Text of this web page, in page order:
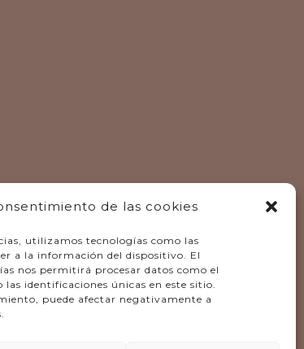
de las cookies
utilizamos tecnologías como las
a la información del dispositivo. El
nos permitirá procesar datos como el
identificaciones únicas en este sitio.
puede afectar negativamente a